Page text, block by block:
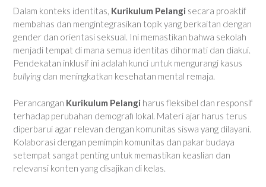
Dalam konteks identitas, Kurikulum Pelangi secara proaktif
membahas dan mengintegrasikan topik yang berkaitan dengan
gender dan orientasi seksual. Ini memastikan bahwa sekolah
menjadi tempat di mana semua identitas dihormati dan diakui.
Pendekatan inklusif ini adalah kunci untuk mengurangi kasus
bullying dan meningkatkan kesehatan mental remaja.
Perancangan Kurikulum Pelangi harus fleksibel dan responsif
terhadap perubahan demografi lokal. Materi ajar harus terus
diperbarui agar relevan dengan komunitas siswa yang dilayani.
Kolaborasi dengan pemimpin komunitas dan pakar budaya
setempat sangat penting untuk memastikan keaslian dan
relevansi konten yang disajikan di kelas.